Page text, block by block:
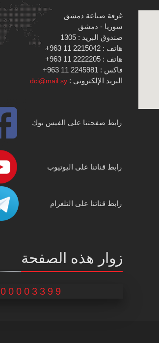
غرفة صناعة دمشق
سوريا - دمشق
صندوق البريد : 1305
هاتف : 2215042 11 963+
هاتف : 2222205 11 963+
فاكس : 2245981 11 963+
البريد الإلكتروني : dci@mail.sy
رابط صفحتنا على الفيس بوك
رابط قناتنا على اليوتيوب
رابط قناتنا على التلغرام
زوار هذه الصفحة
00003399